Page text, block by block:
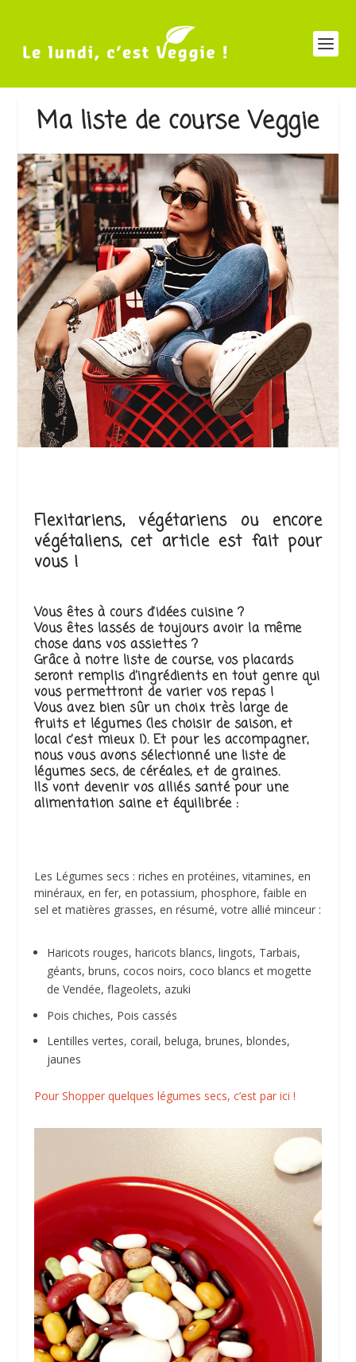
Ma liste de course Veggie
Flexitariens, végétariens ou encore
végétaliens, cet article est fait pour
vous !
Vous êtes à cours d’idées cuisine ?
Vous êtes lassés de toujours avoir la même
chose dans vos assiettes ?
Grâce à notre liste de course, vos placards
seront remplis d’ingrédients en tout genre qui
vous permettront de varier vos repas !
Vous avez bien sûr un choix très large de
fruits et légumes (les choisir de saison, et
local c’est mieux !). Et pour les accompagner,
nous vous avons sélectionné une liste de
légumes secs, de céréales, et de graines.
Ils vont devenir vos alliés santé pour une
alimentation saine et équilibrée :
Les Légumes secs : riches en protéines, vitamines, en
minéraux, en fer, en potassium, phosphore, faible en
sel et matières grasses, en résumé, votre allié minceur :
Haricots rouges, haricots blancs, lingots, Tarbais,
géants, bruns, cocos noirs, coco blancs et mogette
de Vendée, flageolets, azuki
Pois chiches, Pois cassés
Lentilles vertes, corail, beluga, brunes, blondes,
jaunes​
Pour Shopper quelques légumes secs, c’est par ici !